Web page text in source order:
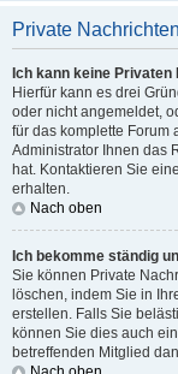
Private Nachrichten
Ich kann keine
Hierfür kann es drei
oder nicht angemeldet,
für das komplette Forum
Administrator Ihnen das
hat. Kontaktieren Sie
erhalten.
Nach oben
Ich bekomme ständig
Sie können Private
löschen, indem Sie in
erstellen. Falls Sie
können Sie dies auch
betreffenden Mitglied